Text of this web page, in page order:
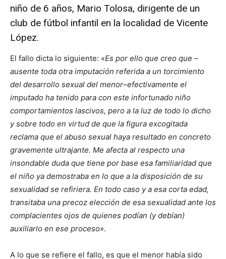
niño de 6 años, Mario Tolosa, dirigente de un
club de fútbol infantil en la localidad de Vicente
López.
El fallo dicta lo siguiente: «Es por ello que creo que –
ausente toda otra imputación referida a un torcimiento
del desarrollo sexual del menor–efectivamente el
imputado ha tenido para con este infortunado niño
comportamientos lascivos, pero a la luz de todo lo dicho
y sobre todo en virtud de que la figura excogitada
reclama que el abuso sexual haya resultado en concreto
gravemente ultrajante. Me afecta al respecto una
insondable duda que tiene por base esa familiaridad que
el niño ya demostraba en lo que a la disposición de su
sexualidad se refiriera. En todo caso y a esa corta edad,
transitaba una precoz elección de esa sexualidad ante los
complacientes ojos de quienes podían (y debían)
auxiliarlo en ese proceso».
A lo que se refiere el fallo, es que el menor había sido